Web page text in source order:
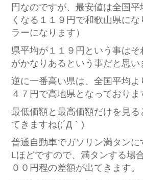
円なのですが、最安値は全国
くなる１１９円で和歌山県に
ラーになります）
県平均が１１９円という事は
がかなりあるという事だと思い
逆に一番高い県は、全国平均よ
４７円で高地県となっておりま
最低価額と最高価額だけを見る
てきますね(;´Д｀)
普通自動車でガソリン満タンに
Lほどですので、満タンする場
００円程の差額が出てきます。